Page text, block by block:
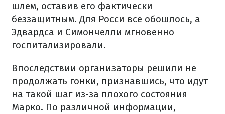
шлем, оставив его фактически
беззащитным. Для Росси все обошлось, а
Эдвардса и Симончелли мгновенно
госпитализировали.
Впоследствии организаторы решили не
продолжать гонки, признавшись, что идут
на такой шаг из-за плохого состояния
Марко. По различной информации,